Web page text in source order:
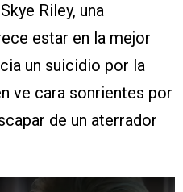
Riley, una
estar en la mejor
un suicidio por la
ve cara sonrientes por
de un aterrador